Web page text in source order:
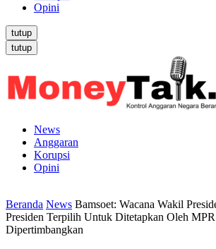
Opini
tutup
tutup
News
Anggaran
Korupsi
Opini
Beranda News Bamsoet: Wacana Wakil
Presiden Terpilih Untuk Ditetapkan Oleh
Dipertimbangkan